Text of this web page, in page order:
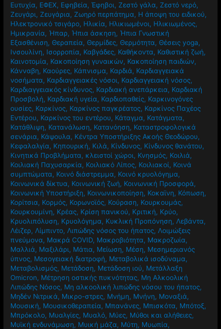
Ευτυχία, ΕΦΕΧ, Εφηβεία,Έφηβοι,Ζεστό γάλα,Ζεστό νερό,
Ζευγάρι,Ζευγάρια,Ζωηρό περπάτημα, Η άποψη του ειδικού,
Ηλεκτρονικό τσιγάρο, Ηλικία, Ηλικιωμένοι, Ηλικιωμένος,
Ημικρανία, Ήπαρ, Ήπια άσκηση, Ήπια Γνωστική
Εξασθένιση, Θεραπεία, Θερμίδες, Θερμότητα, Θέσεις yoga,
Ινσουλίνη, Ισορροπία, Καβγάδες, Καθήκοντα, Καθιστική ζωή,
Καινοτομία, Κακοποίηση γυναικών, Κακοποίηση παιδιών,
Κάνναβη, Καούρες, Κάπνισμα, Καρδιά, Καρδιαγγειακά
νοσήματα, Καρδιαγγειακές νόσοι, Καρδιαγγειακή νόσος,
Καρδιαγγειακός κίνδυνος, Καρδιακή ανεπάρκεια, Καρδιακή
Προσβολή, Καρδιακή υγεία, Καρδιοπαθείς, Καρκινογόνες
ουσίες, Καρκίνος, Καρκίνος παγκρέατος, Καρκίνος Παχέος
Εντέρου, Καρκίνος του εντέρου, Κάταγμα, Κατάγματα,
Κατάθλιψη, Κατανάλωση, Κατανόηση, Καταστροφολογικά
σενάρια, Κάψουλα, Κέντρα Υποστήριξης Ακοής Θεοδώρου,
Κεφαλαλγία, Κηπουρική, Κιλά, Κίνδυνος, Κίνδυνος θανάτου,
Κινητικά Προβλήματα, κλειστοί χώροι, Κνησμός, Κοιλιά,
Κοιλιακή Παχυσαρκία, Κοιλιακό Λίπος, Κοιλιακοί, Κοινά
συμπτώματα, Κοινό διάστρεμμα, Κοινό κρυολόγημα,
Κοινωνικά δίκτυα, Κοινωνική ζωή, Κοινωνική Προσφορά,
Κοινωνική Υποστήριξη, Κοινωνικοποίηση, Κοκαϊνη, Κόπωση,
Κορίτσια, Κορμός, Κορωνοϊός, Κούραση, Κουρκουμάς,
Κουρκουμίνη, Κρέας, Κρίση πανικού, Κριτική, Κρύο,
Κρυολιπόλυση, Κρυολόγημα, Κυκλική Προπόνηση, Λεβάντα,
Λέιζερ, Λίμπιντο, Λιπώδης νόσος του ήπατος, Λοιμώξεις
πνεύμονα, Μακρά COVID, Μακροβιότητα, Μακροζωία,
Μαλλιά, Μαξιλάρι, Μάτια, Μείωση, Μέση, Μεσημεριανός
ύπνος, Μεσογειακή διατροφή, Μεταβολικά ισοδύναμα,
Μεταβολισμός, Μετάδοση, Μετάδοση ιού, Μετάλλαξη
Omicron, Μέτρηση οστικής πυκνότητας, Μη Αλκοολική
Λιπώδης Νόσος, Μη αλκοολική λιπώδης νόσου του ήπατος,
Μηδέν Νιτρικά, Μικρο-στρες, Μνήμη, Μνήνη, Μοναξιά,
Μουσική, Μουσικοθεραπεία, Μπανάνες, Μπισκότα, Μπότοξ,
Μπρόκολο, Μυαλγίες, Μυαλό, Μύες, Μύθοι και αλήθειες,
Μυϊκή ενδυνάμωση, Μυική μάζα, Μύτη, Μυωπία,